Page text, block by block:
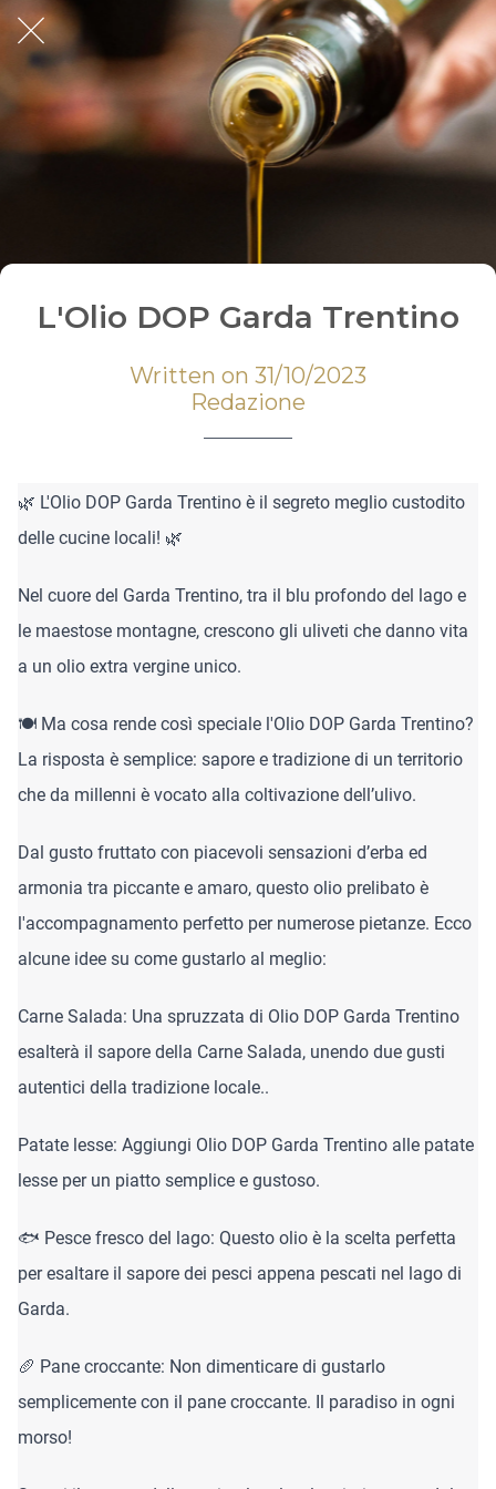
L'Olio DOP Garda Trentino
Written on 31/10/2023
Redazione
🌿 L'Olio DOP Garda Trentino è il segreto meglio custodito
delle cucine locali! 🌿
Nel cuore del Garda Trentino, tra il blu profondo del lago e
le maestose montagne, crescono gli uliveti che danno vita
a un olio extra vergine unico.
🍽️ Ma cosa rende così speciale l'Olio DOP Garda Trentino?
La risposta è semplice: sapore e tradizione di un territorio
che da millenni è vocato alla coltivazione dell’ulivo.
Dal gusto fruttato con piacevoli sensazioni d’erba ed
armonia tra piccante e amaro, questo olio prelibato è
l'accompagnamento perfetto per numerose pietanze. Ecco
alcune idee su come gustarlo al meglio:
Carne Salada: Una spruzzata di Olio DOP Garda Trentino
esalterà il sapore della Carne Salada, unendo due gusti
autentici della tradizione locale..
Patate lesse: Aggiungi Olio DOP Garda Trentino alle patate
lesse per un piatto semplice e gustoso.
🐟 Pesce fresco del lago: Questo olio è la scelta perfetta
per esaltare il sapore dei pesci appena pescati nel lago di
Garda.
🥖 Pane croccante: Non dimenticare di gustarlo
semplicemente con il pane croccante. Il paradiso in ogni
morso!